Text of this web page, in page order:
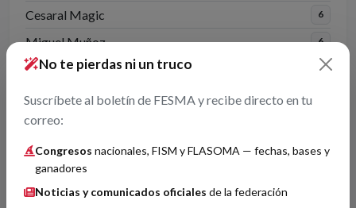
Cesaral Magic 6
Miguel Muñoz 6
Adrián Carratalá 5
Armando Gómez Bernardo
No te pierdas ni un truco
Suscríbete al boletín de FESMA y recibe directo en tu
correo:
Congresos nacionales, FISM y FLASOMA — fechas, bases y
ganadores
Noticias y comunicados oficiales de la federación